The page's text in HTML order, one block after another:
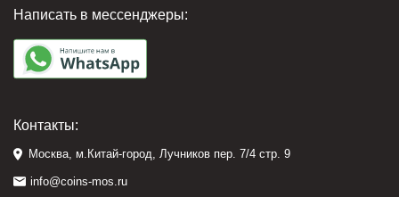
Написать в мессенджеры:
Контакты:
Москва, м.Китай-город, Лучников пер. 7/4 стр. 9
info@coins-mos.ru